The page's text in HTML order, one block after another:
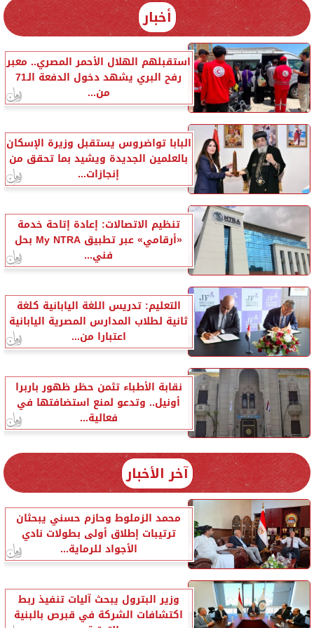
أخبار
استقبلهم الهلال الأحمر المصري.. معبر
رفح البري يشهد دخول الدفعة الـ71
من...
البابا تواضروس يستقبل وزيرة الإسكان
بالعلمين الجديدة ويشيد بما تحقق من
إنجازات...
تنظيم الاتصالات: إعادة إتاحة خدمة
«أرقامي» عبر تطبيق My NTRA بحل
فني...
التعليم: تدريس اللغة اليابانية كلغة
ثانية لطلاب المدارس المصرية اليابانية
اعتبارا من...
نقابة الأطباء تثمن حظر ظهور باربرا
أونيل.. وتدعو لمنع استضافتها في
فعالية...
آخر الأخبار
محمد الزملوط وحازم حسني يبحثان
ترتيبات إطلاق أولى بطولات نادي
الأجواد للرماية...
وزير البترول يبحث آليات تنفيذ ربط
اكتشافات الشركة في قبرص بالبنية